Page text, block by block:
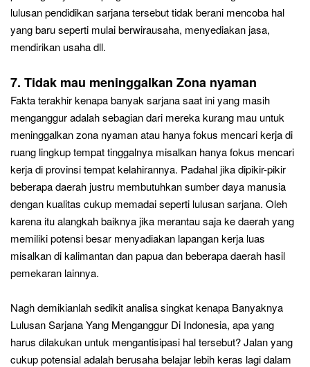
lulusan pendidikan sarjana tersebuttidak berani mencoba hal
yang baru seperti mulai berwirausaha, menyediakan jasa,
mendirikan usaha dll.
7. Tidak mau meninggalkan Zona nyaman
Fakta terakhir kenapa banyak sarjana saat ini yang masih
menganggur adalah sebagian dari merekakurang mau untuk
meninggalkan zona nyaman atau hanya fokus mencari kerja di
ruang lingkup tempat tinggalnya misalkan hanya fokus mencari
kerja di provinsi tempat kelahirannya. Padahal jika dipikir-pikir
beberapa daerah justru membutuhkan sumber daya manusia
dengan kualitas cukup memadai seperti lulusan sarjana. Oleh
karena itu alangkah baiknya jika merantau saja ke daerah yang
memiliki potensi besar menyadiakan lapangan kerja luas
misalkandi kalimantan dan papua dan beberapa daerah hasil
pemekaran lainnya.
Nagh demikianlah sedikit analisa singkat kenapa Banyaknya
Lulusan Sarjana Yang Menganggur Di Indonesia, apa yang
harus dilakukan untuk mengantisipasi hal tersebut? Jalan yang
cukup potensial adalah berusaha belajar lebih keras lagi dalam